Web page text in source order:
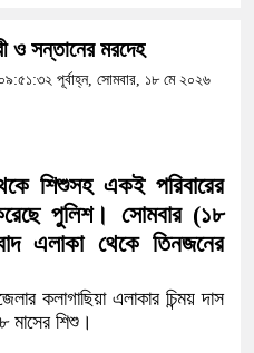
মিয়ানমার সীমান্ত থেকে ৪০ হাজার
নেত্রকোনায় অগ্নিকাণ্ডে ক্ষতিগ্রস্ত
একটি চিঠিই বদলে দিল ৫ম শ্রেণির
শাস্তির বদলে সাভারের ওসি পদে
পড়েছে মেহেরপুরবাসী
ও সন্তানের মরদেহ
পূর্বাহ্ন, সোমবার, ১৮ মে ২০২৬
শিশুসহ একই পরিবারের
পুলিশ। সোমবার (১৮
এলাকা থেকে তিনজনের
কলাগাছিয়া এলাকার চিন্ময় দাস
মাসের শিশু।